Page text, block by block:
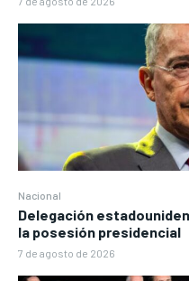
Nacional
Delegación
la posesión presidencial
7 de agosto de 2026